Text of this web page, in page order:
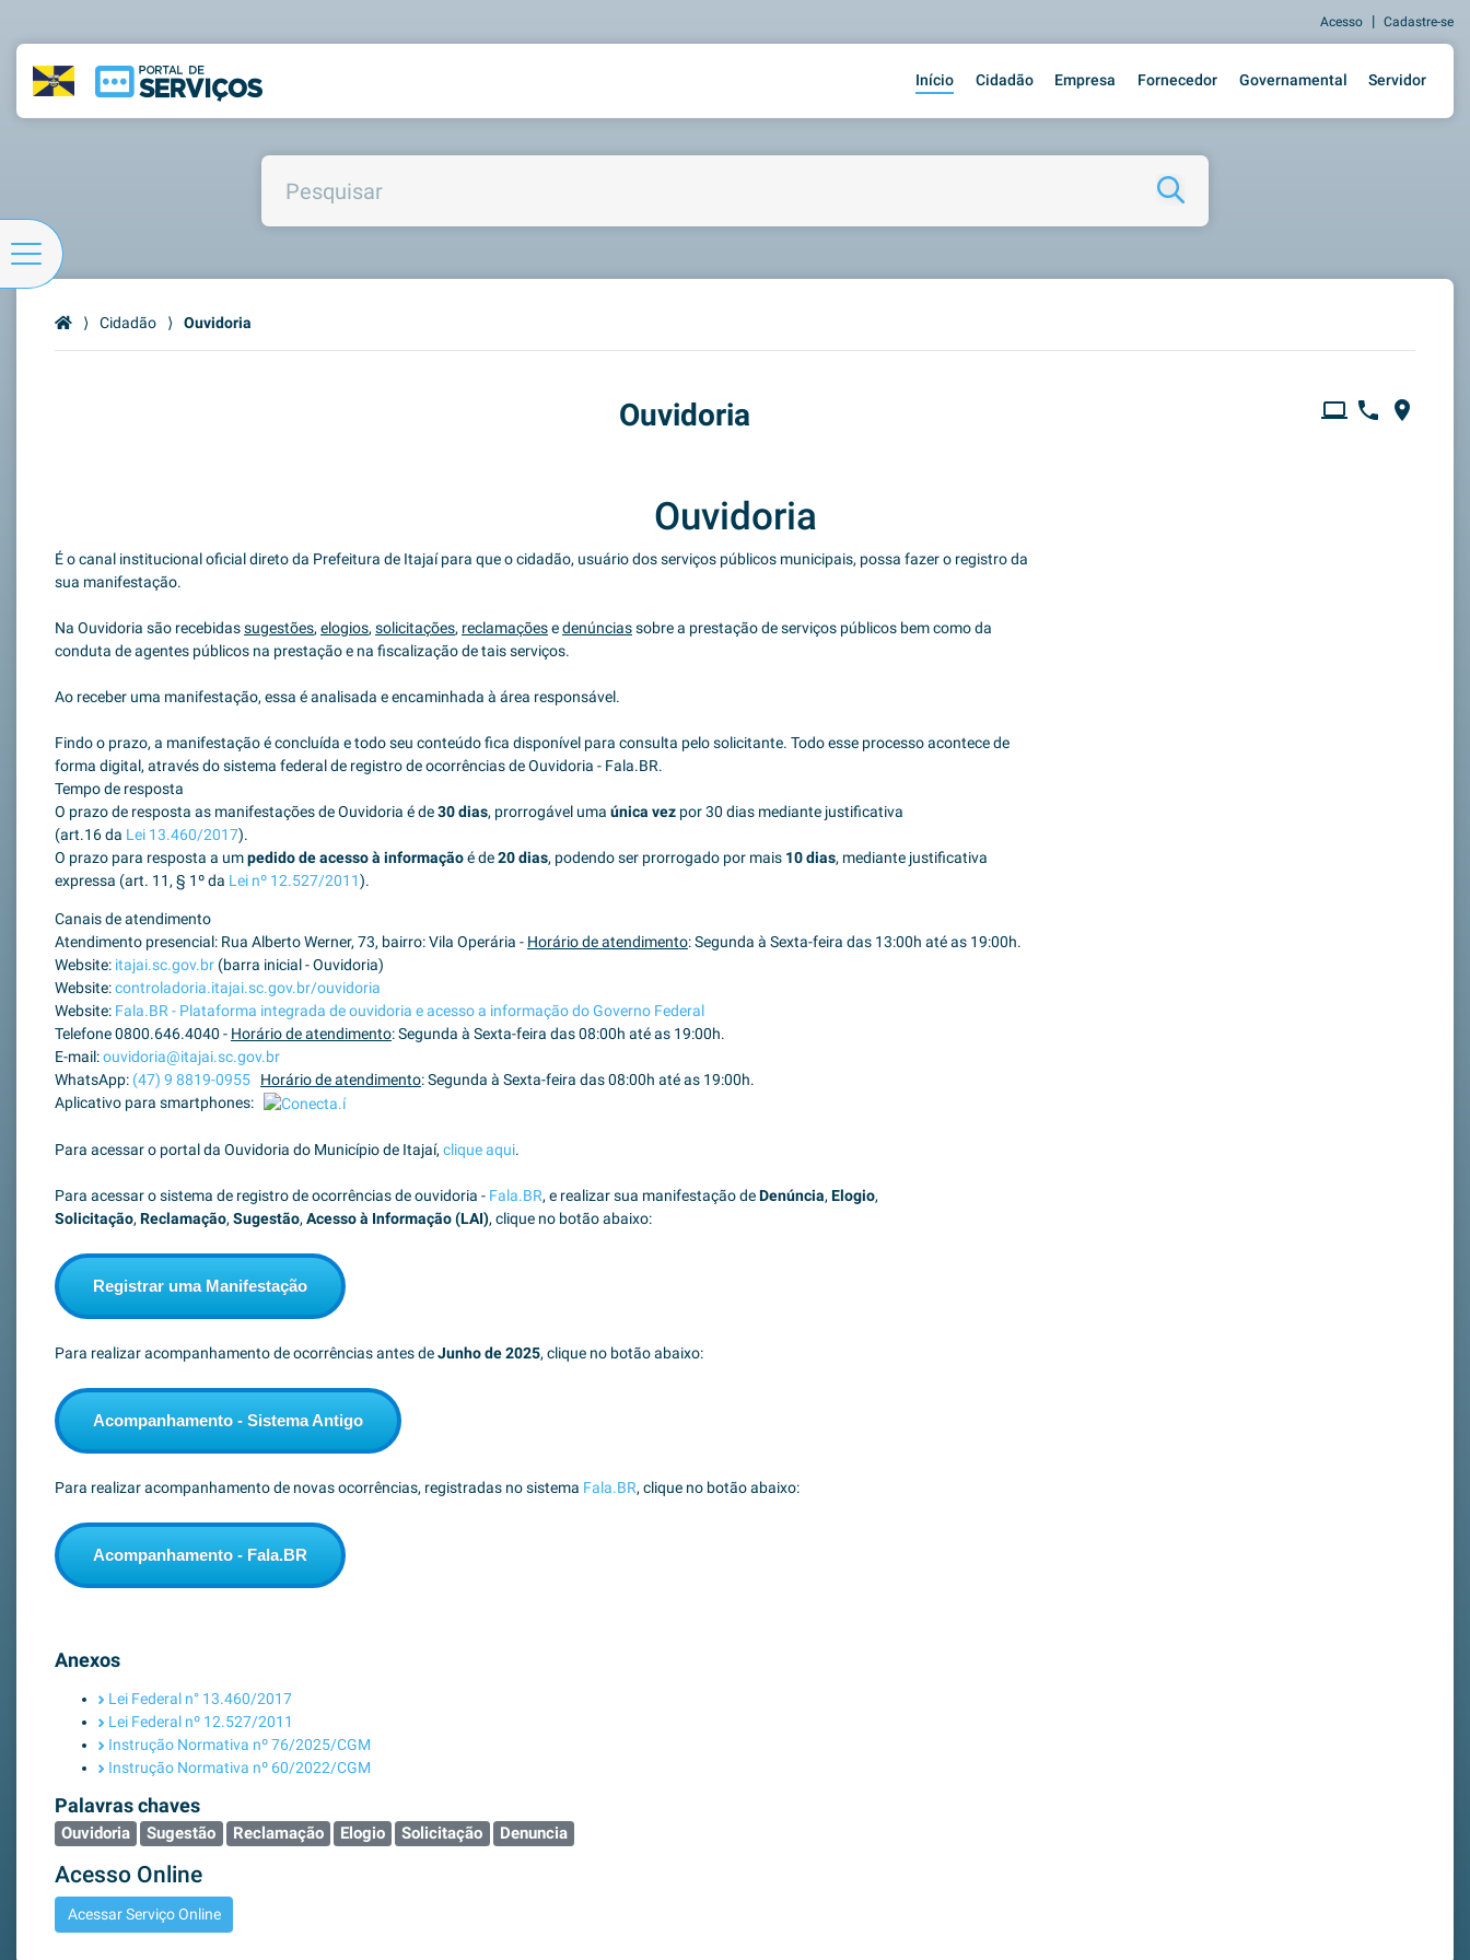
Início Cidadão Empresa Fornecedor Governamental Servidor
Acesso | Cadastre-se
⟩ Cidadão ⟩ Ouvidoria
Ouvidoria place
phone
computer
Ouvidoria
É o canal institucional oficial direto da Prefeitura de Itajaí para que o cidadão, usuário dos serviços públicos municipais, possa fazer o registro da
sua manifestação.
Na Ouvidoria são recebidassugestões, elogios, solicitações, reclamaçõesedenúnciassobre a prestação de serviços públicos bem como da
conduta de agentes públicos na prestação e na fiscalização de tais serviços.
Ao receber uma manifestação, essa é analisada e encaminhada à área responsável.
Findo o prazo, a manifestação é concluída e todo seu conteúdo fica disponível para consulta pelo solicitante. Todo esse processo acontece de
forma digital, através do sistema federal de registro de ocorrências de Ouvidoria - Fala.BR.
Tempo de resposta
O prazo de resposta as manifestações de Ouvidoria é de30 dias, prorrogável uma única vez por 30 dias mediante justificativa
(art.16 da Lei 13.460/2017).
O prazo para resposta a umpedido de acesso à informaçãoé de20 dias, podendo ser prorrogado por mais 10 dias, mediante justificativa
expressa (art. 11, § 1º da Lei nº 12.527/2011).
Canais de atendimento
Atendimento presencial: Rua Alberto Werner, 73, bairro: Vila Operária - Horário de atendimento: Segunda à Sexta-feira das 13:00h até as 19:00h.
Website: itajai.sc.gov.br (barra inicial - Ouvidoria)
Website:controladoria.itajai.sc.gov.br/ouvidoria
Website: Fala.BR - Plataforma integrada de ouvidoria e acesso a informação do Governo Federal
Telefone 0800.646.4040 - Horário de atendimento: Segunda à Sexta-feira das 08:00h até as 19:00h.
E-mail:ouvidoria@itajai.sc.gov.br
WhatsApp: (47) 9 8819-0955 Horário de atendimento: Segunda à Sexta-feira das 08:00h até as 19:00h.
Aplicativo para smartphones:
Para acessar o portal da Ouvidoria do Município de Itajaí, clique aqui.
Para acessar o sistema de registro de ocorrências de ouvidoria - Fala.BR, e realizar sua manifestação deDenúncia, Elogio,
Solicitação, Reclamação, Sugestão, Acesso à Informação (LAI), clique no botão abaixo:
Registrar uma Manifestação
Para realizar acompanhamento de ocorrências antes deJunho de 2025, clique no botão abaixo:
Acompanhamento - Sistema Antigo
Para realizar acompanhamento de novas ocorrências, registradas no sistema Fala.BR, clique no botão abaixo:
Acompanhamento - Fala.BR
Anexos
Lei Federal n° 13.460/2017
Lei Federal nº 12.527/2011
Instrução Normativa nº 76/2025/CGM
Instrução Normativa nº 60/2022/CGM
Palavras chaves
Ouvidoria Sugestão Reclamação Elogio Solicitação Denuncia
Acesso Online
Acessar Serviço Online